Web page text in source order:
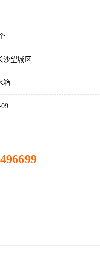
沙望城区
箱